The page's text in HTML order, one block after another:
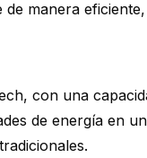
manera
con una
de energía en